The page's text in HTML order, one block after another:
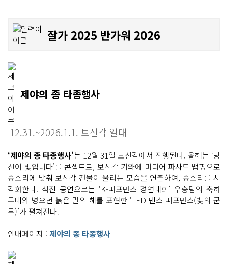
잘가 2025 반가워 2026
제야의 종 타종행사
12.31.~2026.1.1. 보신각 일대
‘제야의 종 타종행사’는 12월 31일 보신각에서 진행된다. 올해는 ‘당
신이 빛입니다’를 콘셉트로, 보신각 기와에 미디어 파사드 맵핑으로
종소리에 맞춰 보신각 건물이 울리는 모습을 연출하여, 종소리를 시
각화한다. 식전 공연으로는 ‘K-퍼포먼스 경연대회’ 우승팀의 축하
무대와 병오년 붉은 말의 해를 표현한 ‘LED 댄스 퍼포먼스(빛의 군
무)’가 펼쳐진다.
안내페이지 : 제야의 종 타종행사